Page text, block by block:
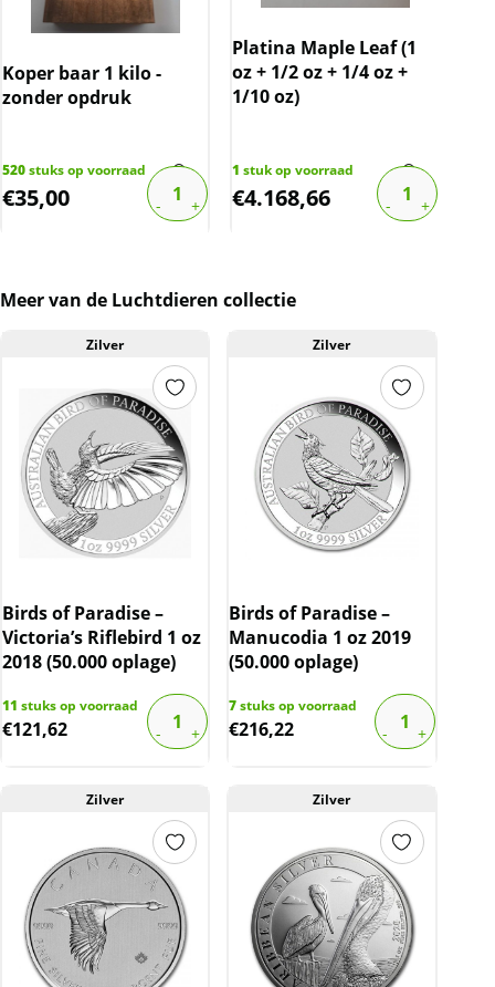
Koper baar 1 kilo -
zonder opdruk
520stuks op voorraad
€35,00
Platina Maple Leaf (1
oz + 1/2 oz + 1/4 oz +
1/10 oz)
1 stuk op voorraad
€4.168,66
Meer van de Luchtdieren collectie
Zilver
Birds of Paradise –
Victoria’s Riflebird 1 oz
2018 (50.000 oplage)
11 stuks op voorraad
€121,62
Zilver
Birds of Paradise –
Manucodia 1 oz 2019
(50.000 oplage)
7stuks op voorraad
€216,22
Zilver Zilver